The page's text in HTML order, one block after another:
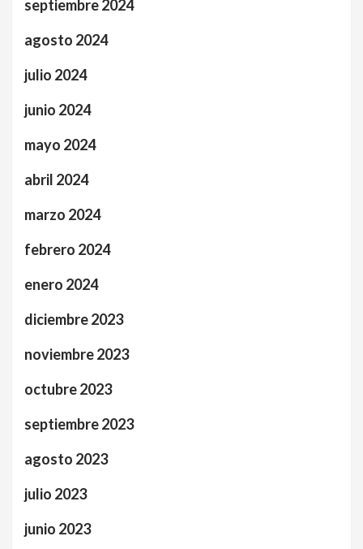
septiembre 2024
agosto 2024
julio 2024
junio 2024
mayo 2024
abril 2024
marzo 2024
febrero 2024
enero 2024
diciembre 2023
noviembre 2023
octubre 2023
septiembre 2023
agosto 2023
julio 2023
junio 2023